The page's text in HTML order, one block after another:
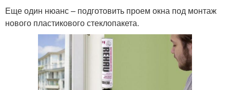
Еще один нюанс – подготовить проем окна под монтаж
нового пластикового стеклопакета.